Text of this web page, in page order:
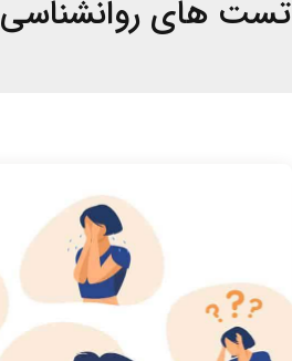
تست های روانشناسی